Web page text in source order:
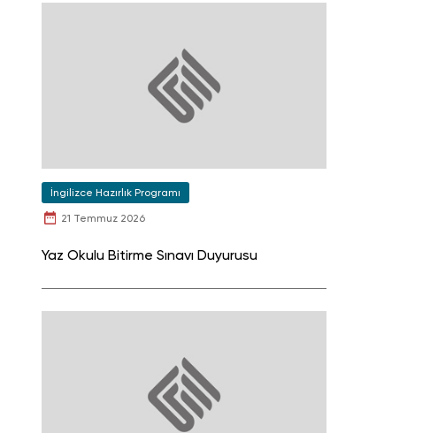
İngilizce Hazırlık Programı
21 Temmuz 2026
Yaz Okulu Bitirme Sınavı Duyurusu